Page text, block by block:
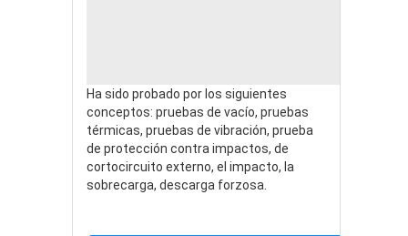
Ha sido probado por los siguientes
conceptos: pruebas de vacío, pruebas
térmicas, pruebas de vibración, prueba
de protección contra impactos, de
cortocircuito externo, el impacto, la
sobrecarga, descarga forzosa.